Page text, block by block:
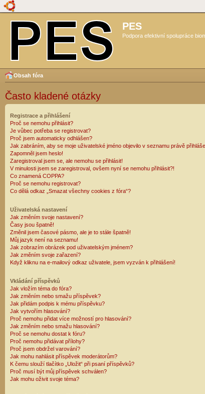
PES
Podpora efektivní spolupráce
Obsah fóra
Často kladené otázky
Registrace a přihlášení
Proč se nemohu přihlásit?
Je vůbec potřeba se registrovat?
Proč jsem automaticky odhlášen?
Jak zabráním, aby se moje uživatelské jméno objevilo v seznamu právě
Zapomněl jsem heslo!
Zaregistroval jsem se, ale nemohu se přihlásit!
V minulosti jsem se zaregistroval, ovšem nyní se nemohu přihlásit?!
Co znamená COPPA?
Proč se nemohu registrovat?
Co dělá odkaz „Smazat všechny cookies z fóra“?
Uživatelská nastavení
Jak změním svoje nastavení?
Časy jsou špatně!
Změnil jsem časové pásmo, ale je to stále špatně!
Můj jazyk není na seznamu!
Jak zobrazím obrázek pod uživatelským jménem?
Jak změním svoje zařazení?
Když kliknu na e-mailový odkaz uživatele, jsem vyzván k přihlášení!
Vkládání příspěvků
Jak vložím téma do fóra?
Jak změním nebo smažu příspěvek?
Jak přidám podpis k mému příspěvku?
Jak vytvořím hlasování?
Proč nemohu přidat více možností pro hlasování?
Jak změním nebo smažu hlasování?
Proč se nemohu dostat k fóru?
Proč nemohu přidávat přílohy?
Proč jsem obdržel varování?
Jak mohu nahlásit příspěvek moderátorům?
K čemu slouží tlačítko „Uložit“ při psaní příspěvků?
Proč musí být můj příspěvek schválen?
Jak mohu oživit svoje téma?